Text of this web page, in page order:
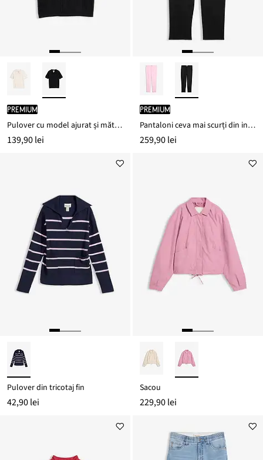
PREMIUM
Pulover cu model ajurat și mătase în compoziție
139,90 lei
PREMIUM
Pantaloni ceva mai scurți din in 100%
259,90 lei
Pulover din tricotaj fin
42,90 lei
Sacou
229,90 lei